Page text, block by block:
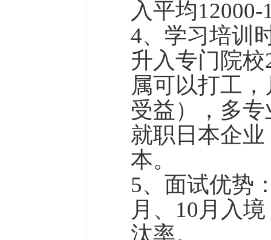
入平均12000-
4、学习培训
升入专门院
属可以打工
受益），多
就职日本企
本。
5、面试优势
月、10月入
汰率。